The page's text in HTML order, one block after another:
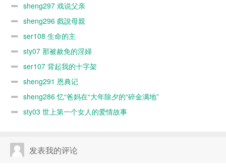
sheng297 戏说父亲
sheng296 戲說母親
ser108 生命的主
sty07 那被赦免的淫婦
ser107 背起我的十字架
sheng291 恩典记
sheng286 忆“爸妈在“大年除夕的“碎金满地”
sty03 世上第一个女人的爱情故事
发表我的评论